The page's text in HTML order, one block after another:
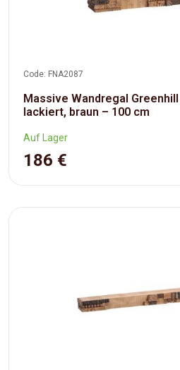
Code: FNA2087
Massive Wandregal
lackiert, braun – 100 cm
Auf Lager
186 €